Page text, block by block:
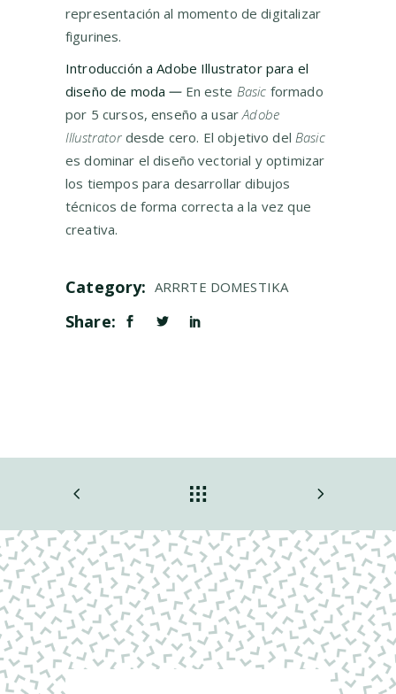
representación al momento de digitalizar
figurines.
Introducción a Adobe Illustrator para el
diseño de moda — En este Basic formado
por 5 cursos, enseño a usarAdobe
Illustratordesde cero. El objetivo del Basic
es dominar el diseño vectorial y optimizar
los tiempos para desarrollar dibujos
técnicos de forma correcta a la vez que
creativa.
Category: ARRRTE DOMESTIKA
Share: